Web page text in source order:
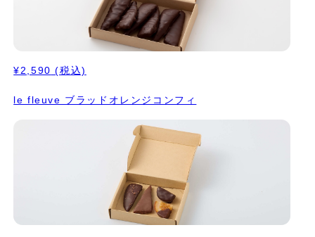
¥2,590 (税込)
le fleuve ブラッドオレンジコンフィ